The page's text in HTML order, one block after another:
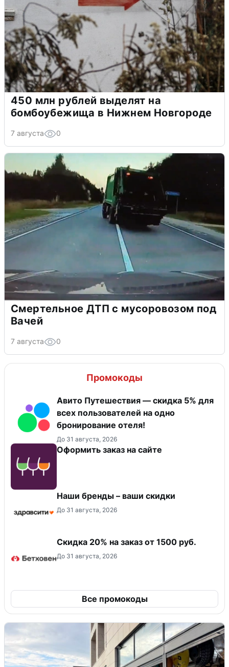
450 млн рублей выделят на
бомбоубежища в Нижнем Новгороде
7 августа 0
Смертельное ДТП с мусоровозом под
Вачей
7 августа 0
Промокоды
Авито Путешествия — скидка 5% для
всех пользователей на одно
бронирование отеля!
До 31 августа, 2026
Оформить заказ на сайте
Наши бренды – ваши скидки
До 31 августа, 2026
Скидка 20% на заказ от 1500 руб.
До 31 августа, 2026
Все промокоды